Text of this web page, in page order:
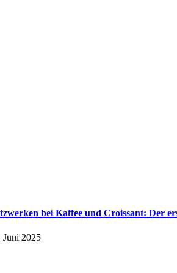
bei Kaffee und Croissant: Der
Juni 2025